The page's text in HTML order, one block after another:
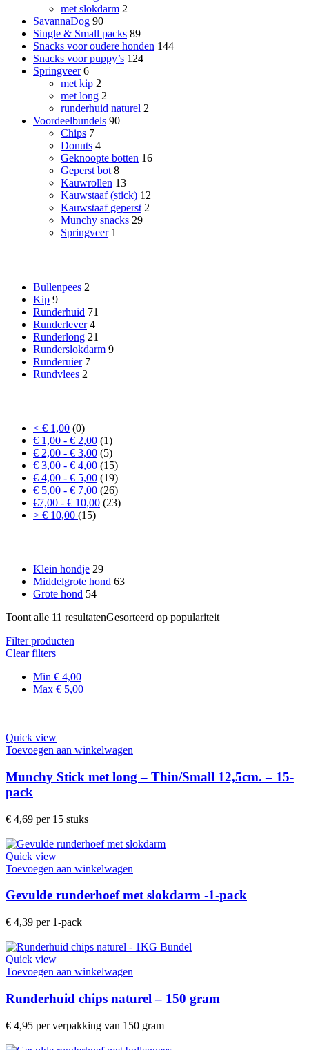
met slokdarm 2
SavannaDog 90
Single & Small packs 89
Snacks voor oudere honden 144
Snacks voor puppy’s 124
Springveer 6
met kip 2
met long 2
runderhuid naturel 2
Voordeelbundels 90
Chips 7
Donuts 4
Geknoopte botten 16
Geperst bot 8
Kauwrollen 13
Kauwstaaf (stick) 12
Kauwstaaf geperst 2
Munchy snacks 29
Springveer 1
Bullenpees 2
Kip 9
Runderhuid 71
Runderlever 4
Runderlong 21
Runderslokdarm 9
Runderuier 7
Rundvlees 2
< € 1,00 (0)
€ 1,00 - € 2,00 (1)
€ 2,00 - € 3,00 (5)
€ 3,00 - € 4,00 (15)
€ 4,00 - € 5,00 (19)
€ 5,00 - € 7,00 (26)
€7,00 - € 10,00 (23)
> € 10,00 (15)
Klein hondje 29
Middelgrote hond 63
Grote hond 54
Toont alle 11 resultatenGesorteerd op populariteit
Filter producten
Clear filters
Min € 4,00
Max € 5,00
Quick view
Toevoegen aan winkelwagen
Munchy Stick met long – Thin/Small 12,5cm. – 15-
pack
€ 4,69 per 15 stuks
Quick view
Toevoegen aan winkelwagen
Gevulde runderhoef met slokdarm -1-pack
€ 4,39 per 1-pack
Quick view
Toevoegen aan winkelwagen
Runderhuid chips naturel – 150 gram
€ 4,95 per verpakking van 150 gram